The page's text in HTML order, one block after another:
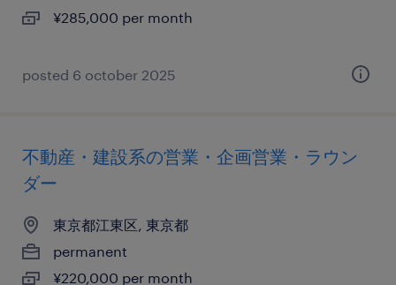
¥285,000 per month
posted 6 october 2025
不動産・建設系の営業・企画営業・ラウン
ダー
東京都江東区, 東京都
permanent
¥220,000 per month